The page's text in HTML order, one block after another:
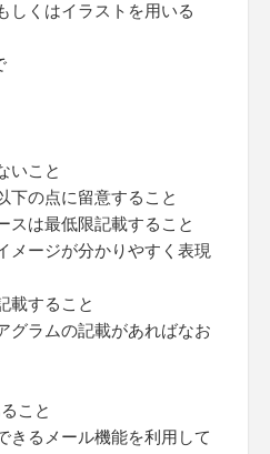
しくはイラストを用いる
いこと
下の点に留意すること
スは最低限記載すること
メージが分かりやすく表現
載すること
グラムの記載があればなお
こと
きるメール機能を利用して